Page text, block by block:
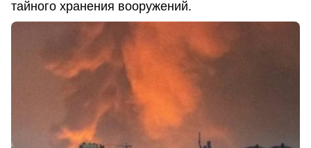
тайного хранения вооружений.